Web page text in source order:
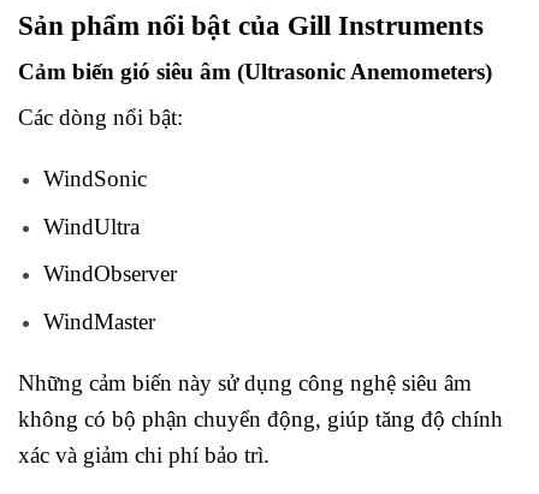
Sản phẩm nổi bật của Gill Instruments
Cảm biến gió siêu âm (Ultrasonic Anemometers)
Các dòng nổi bật:
WindSonic
WindUltra
WindObserver
WindMaster
Những cảm biến này sử dụng công nghệ siêu âm
không có bộ phận chuyển động, giúp tăng độ chính
xác và giảm chi phí bảo trì.